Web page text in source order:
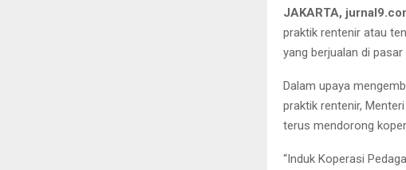
JAKARTA,
praktik rentenir atau
yang berjualan di
Dalam upaya
praktik rentenir,
terus mendorong
“Induk Koperasi